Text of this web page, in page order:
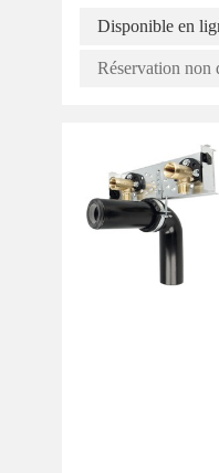
Disponible en
Réservation non